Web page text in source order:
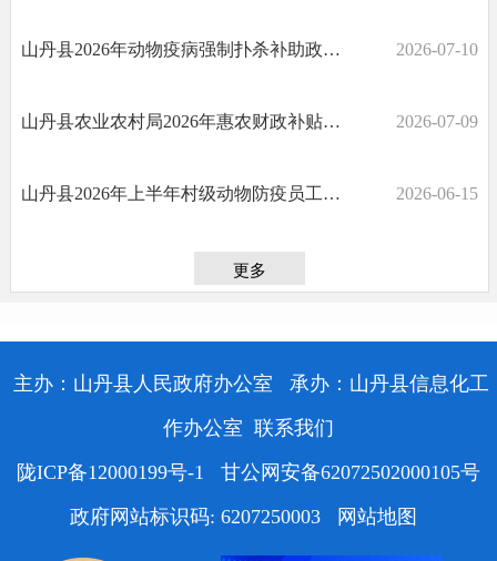
山丹县2026年动物疫病强制扑杀补助政策公告 2026-07-10
山丹县农业农村局2026年惠农财政补贴“一卡通”政策公告 2026-07-09
山丹县2026年上半年村级动物防疫员工作补助公示 2026-06-15
更多